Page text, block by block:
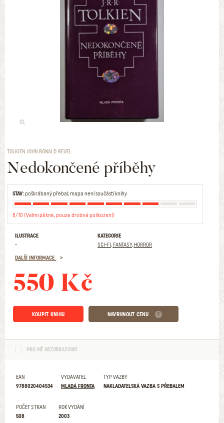
TOLKIEN JOHN RONALD REUEL
Nedokončené příběhy
STAV:poškrábaný přebal; mapa není součástí knihy
8/10 (Velmi pěkné, pouze drobná poškození)
ILUSTRACE
-
KATEGORIE
SCI-FI, FANTASY, HORROR
DALŠÍ INFORMACE
550 Kč
KOUPIT KNIHU NAVRHNOUT CENU
PRO MĚ NEZOBRAZOVAT
EAN
9788020404534
VYDAVATEL
MLADÁ FRONTA
TYP VAZBY
NAKLADATELSKÁ VAZBA S PŘEBALEM
POČET STRAN
508
ROK VYDÁNÍ
2003